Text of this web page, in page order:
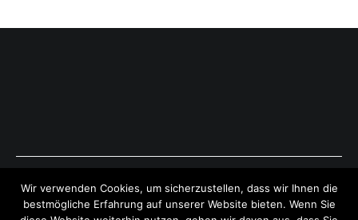
Copyright © 2026ExpressAntworten.com . All rights reserved.
Theme:Cenote by ThemeGrill. Powered byWordPress .
Wir verwenden Cookies, um sicherzustellen, dass wir Ihnen die
bestmögliche Erfahrung auf unserer Website bieten. Wenn Sie